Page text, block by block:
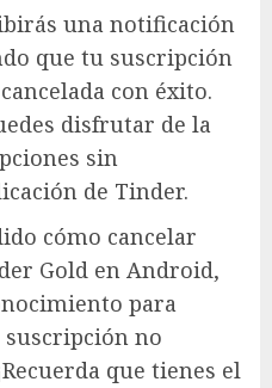
una notificación
que tu suscripción
con éxito.
disfrutar de la
sin
de Tinder.
cómo cancelar
Gold en Android,
para
no
que tienes el